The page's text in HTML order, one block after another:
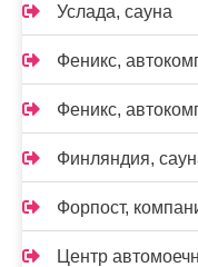
Услада, сауна
Феникс,
Феникс,
Финляндия,
Форпост,
Центр